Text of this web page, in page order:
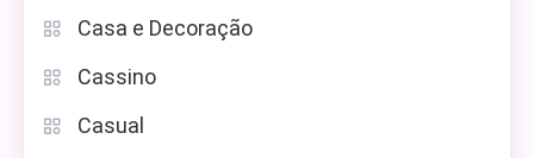
Casa e Decoração
Cassino
Casual